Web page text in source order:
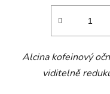
Alcina kofeinový
viditelně